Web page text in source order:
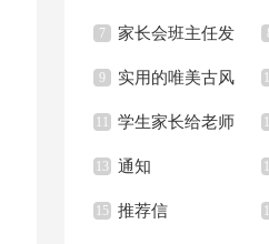
学心得
7 家长会班主任发
言稿集合15篇
9 实用的唯美古风
句子合集36句
11 学生家长给老师
的感谢信合集6篇
13 通知
15 推荐信